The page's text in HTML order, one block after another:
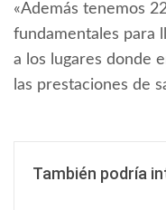
«Además tenemos
fundamentales para
a los lugares donde
las prestaciones de
También podría